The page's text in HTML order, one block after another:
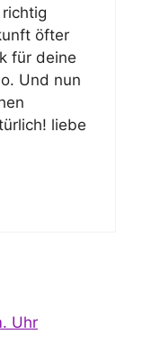
öfter
für deine
Und nun
liebe
Uhr